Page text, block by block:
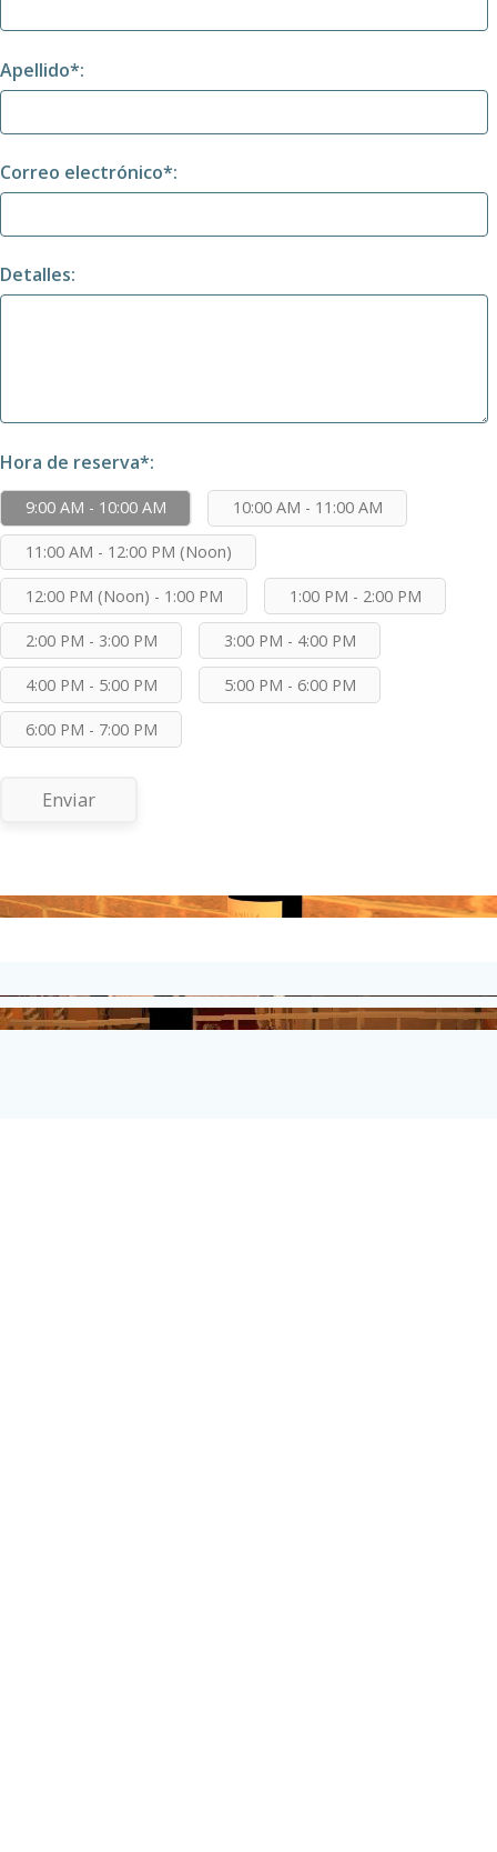
Apellido*:
Correo electrónico*:
Detalles:
Hora de reserva*:
9:00 AM - 10:00 AM 10:00 AM - 11:00 AM
11:00 AM - 12:00 PM (Noon)
12:00 PM (Noon) - 1:00 PM 1:00 PM - 2:00 PM
2:00 PM - 3:00 PM 3:00 PM - 4:00 PM
4:00 PM - 5:00 PM 5:00 PM - 6:00 PM
6:00 PM - 7:00 PM
Enviar